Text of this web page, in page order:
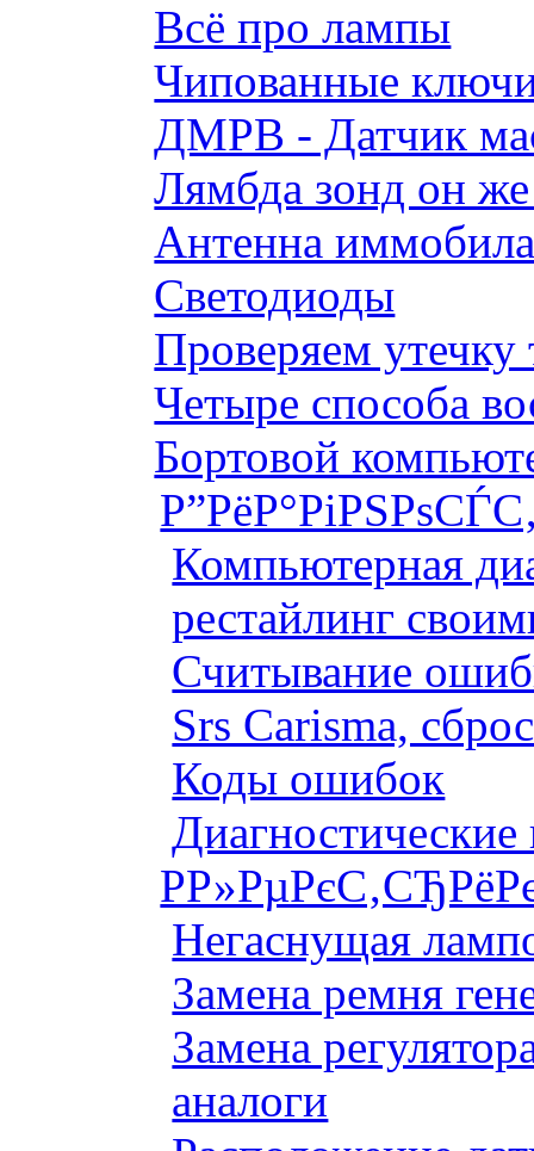
Всё про лампы
Чипованные
ДМРВ - Датчик
Лямбда зонд он
Антенна
Светодиоды
Проверяем утечку
Четыре способа
Бортовой
Компьютерная
рестайлинг
Считывание
Srs Carisma,
Коды ошибок
Негаснущая
Замена ремня
Замена
аналоги